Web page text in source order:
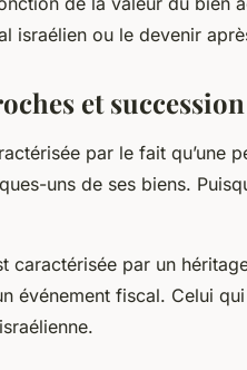
israélien ou le devenir
et succession
par le fait qu’une
uns de ses biens.
caractérisée par un
événement fiscal. Celui